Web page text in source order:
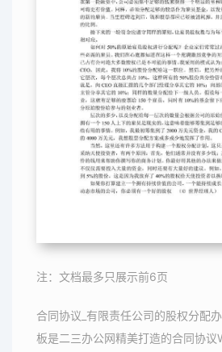
注：文档最多只展示前6页
合同协议_有限责任公司的股权分配
板是二三办公网精美打造的合同协议